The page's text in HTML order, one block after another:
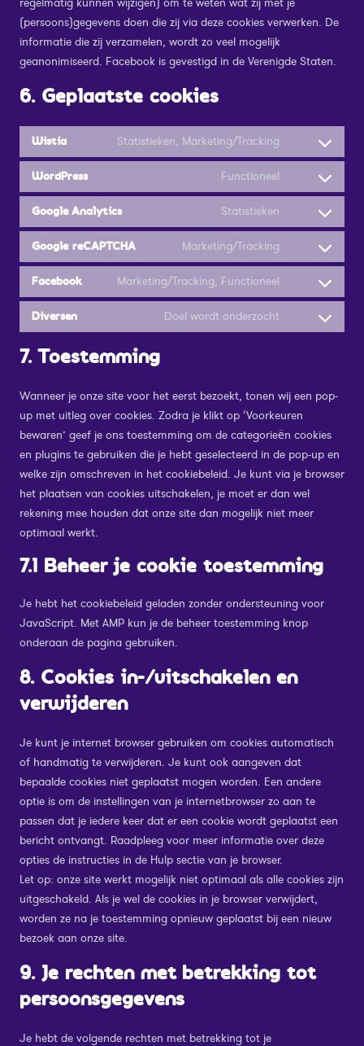
regelmatig kunnen wijzigen) om te weten wat zij met je
(persoons)gegevens doen die zij via deze cookies verwerken. De
informatie die zij verzamelen, wordt zo veel mogelijk
geanonimiseerd. Facebook is gevestigd in de Verenigde Staten.
6. Geplaatste cookies
Wistia Statistieken, Marketing/Tracking
Consent
service
wistia
WordPress Functioneel
Consent
service
wordpress
Google Analytics Statistieken
Consent
service
google-
analytics
Google reCAPTCHA Marketing/Tracking
Consent
service
google-
recaptcha
Facebook Marketing/Tracking, Functioneel
Consent
service
Diversen Doel wordt onderzocht
Consent
7. Toestemming
Wanneer je onze site voor het eerst bezoekt, tonen wij een pop-
up met uitleg over cookies. Zodra je klikt op ‘Voorkeuren
bewaren’ geef je ons toestemming om de categorieën cookies
en plugins te gebruiken die je hebt geselecteerd in de pop-up en
welke zijn omschreven in het cookiebeleid. Je kunt via je browser
het plaatsen van cookies uitschakelen, je moet er dan wel
rekening mee houden dat onze site dan mogelijk niet meer
optimaal werkt.
7.1 Beheer je cookie toestemming
Je hebt het cookiebeleid geladen zonder ondersteuning voor
JavaScript. Met AMP kun je de beheer toestemming knop
onderaan de pagina gebruiken.
8. Cookies in-/uitschakelen en
verwijderen
Je kunt je internet browser gebruiken om cookies automatisch
of handmatig te verwijderen. Je kunt ook aangeven dat
bepaalde cookies niet geplaatst mogen worden. Een andere
optie is om de instellingen van je internetbrowser zo aan te
passen dat je iedere keer dat er een cookie wordt geplaatst een
bericht ontvangt. Raadpleeg voor meer informatie over deze
opties de instructies in de Hulp sectie van je browser.
Let op: onze site werkt mogelijk niet optimaal als alle cookies zijn
uitgeschakeld. Als je wel de cookies in je browser verwijdert,
worden ze na je toestemming opnieuw geplaatst bij een nieuw
bezoek aan onze site.
9. Je rechten met betrekking tot
persoonsgegevens
Je hebt de volgende rechten met betrekking tot je